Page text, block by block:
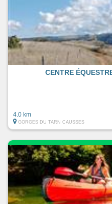
CENTRE
4.0 km
GORGES DU TARN CAUSSES